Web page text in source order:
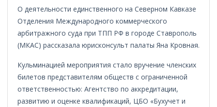
О деятельности единственного на Северном Кавказе
Отделения Международного коммерческого
арбитражного суда при ТПП РФ в городе Ставрополь
(МКАС) рассказала юрисконсульт палаты Яна Кровная.
Кульминацией мероприятия стало вручение членских
билетов представителям обществ с ограниченной
ответственностью: Агентство по аккредитации,
развитию и оценке квалификаций, ЦБО «Бухучет и